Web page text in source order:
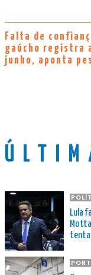
Falta de
gaúcho registra
junho, aponta
Lula
tenta